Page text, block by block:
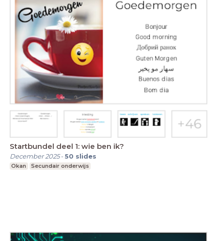
Startbundel deel 1: wie ben ik?
December 2025-50 slides
Okan Secundair onderwijs